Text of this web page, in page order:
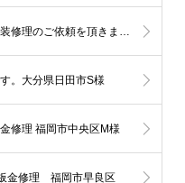
。大分県日田市S様
修理 福岡市中央区M様
金修理 福岡市早良区